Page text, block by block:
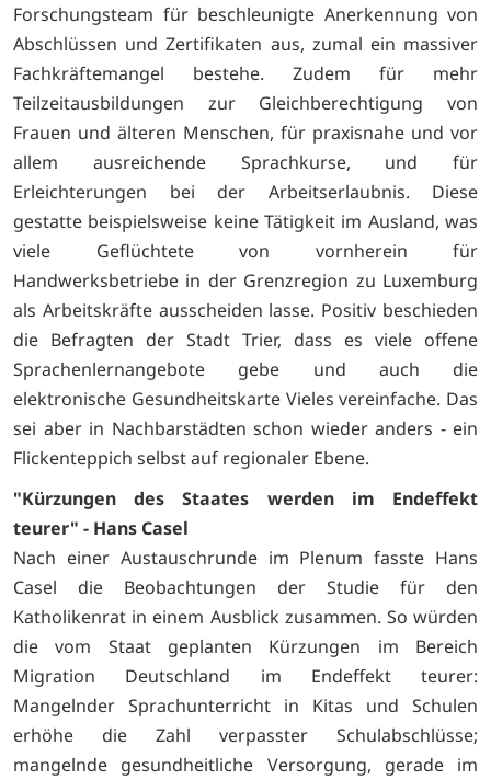
Forschungsteam für beschleunigte Anerkennung von
Abschlüssen und Zertifikaten aus, zumal ein massiver
Fachkräftemangel bestehe. Zudem für mehr
Teilzeitausbildungen zur Gleichberechtigung von
Frauen und älteren Menschen, für praxisnahe und vor
allem ausreichende Sprachkurse, und für
Erleichterungen bei der Arbeitserlaubnis. Diese
gestatte beispielsweise keine Tätigkeit im Ausland, was
viele Geflüchtete von vornherein für
Handwerksbetriebe in der Grenzregion zu Luxemburg
als Arbeitskräfte ausscheiden lasse. Positiv beschieden
die Befragten der Stadt Trier, dass es viele offene
Sprachenlernangebote gebe und auch die
elektronische Gesundheitskarte Vieles vereinfache. Das
sei aber in Nachbarstädten schon wieder anders - ein
Flickenteppich selbst auf regionaler Ebene.
"Kürzungen des Staates werden im Endeffekt
teurer" - Hans Casel
Nach einer Austauschrunde im Plenum fasste Hans
Casel die Beobachtungen der Studie für den
Katholikenrat in einem Ausblick zusammen. So würden
die vom Staat geplanten Kürzungen im Bereich
Migration Deutschland im Endeffekt teurer:
Mangelnder Sprachunterricht in Kitas und Schulen
erhöhe die Zahl verpasster Schulabschlüsse;
mangelnde gesundheitliche Versorgung, gerade im